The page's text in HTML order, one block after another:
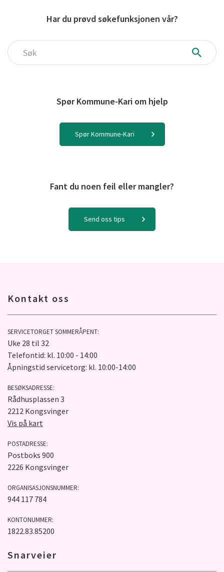
Har du prøvd søkefunksjonen vår?
Søk
Spør Kommune-Kari om hjelp
Spør Kommune-Kari
Fant du noen feil eller mangler?
Send oss tips
Kontakt oss
SERVICETORGET SOMMERÅPENT:
Uke 28 til 32
Telefontid: kl. 10:00 - 14:00
Åpningstid servicetorg: kl. 10:00-14:00
BESØKSADRESSE:
Rådhusplassen 3
2212 Kongsvinger
Vis på kart
POSTADRESSE:
Postboks 900
2226 Kongsvinger
ORGANISASJONSNUMMER:
944 117 784
KONTONUMMER:
1822.83.85200
Snarveier